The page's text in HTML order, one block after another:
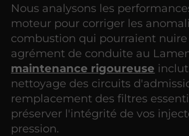
Nous analysons les
moteur pour corriger les
combustion qui pourraient nuire
agrément de conduite au
maintenance rigoureuse
nettoyage des circuits
remplacement des filtres
préserver l'intégrité de vos
pression.